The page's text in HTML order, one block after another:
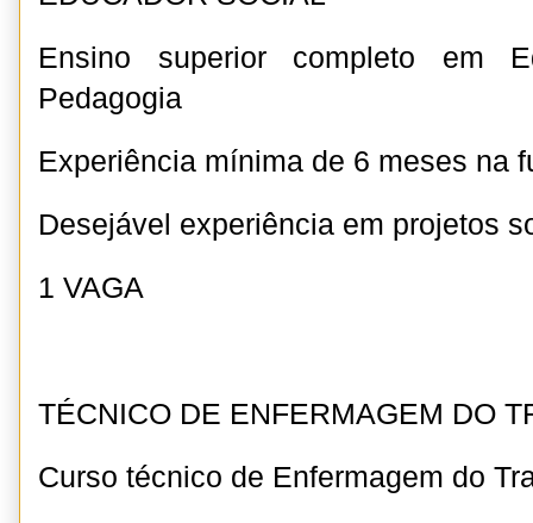
Ensino superior completo em
Pedagogia
Experiência mínima de 6 meses na
Desejável experiência em projetos
1 VAGA
TÉCNICO DE ENFERMAGEM DO
Curso técnico de Enfermagem do